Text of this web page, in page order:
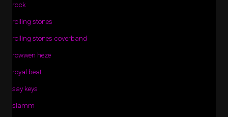
rock
rolling stones
rolling stones coverband
rowwen heze
royal beat
say keys
slamm